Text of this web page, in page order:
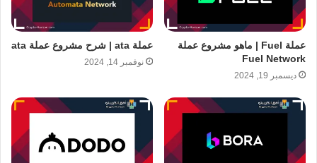
عملة Fuel | ماهو مشروع عملة
Fuel Network
ديسمبر 19, 2024
عملة ata | شرح مشروع عملة ata
نوفمبر 14, 2024